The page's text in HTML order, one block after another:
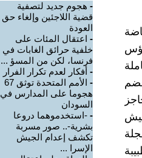
- هجوم جديد لتصفية
قضية اللاجئين وإلغاء حق
العودة
- اعتقال المئات على
خلفية حرائق الغابات في
فرنسا، لكن من المسؤ ...
- أفكار لعدم تكرار الفرار
-
الأمم المتحدة توثق 67
هجوما على المدارس في
السودان
- -استخدموهما دروعا
بشرية-.. صور مسربة
تكشف إعدام الجيش
الإسرا ...